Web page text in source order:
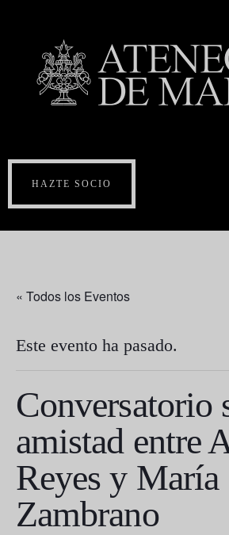
HAZTE SOCIO
« Todos los Eventos
Este evento ha pasado.
Conversatorio
amistad entre
Reyes y María
Zambrano